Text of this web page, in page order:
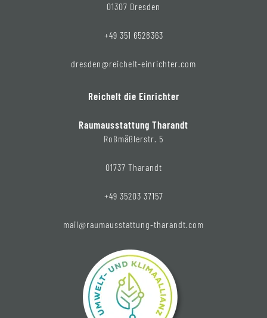
01307 Dresden
+49 351 6528363
dresden@reichelt-einrichter.com
Reichelt die Einrichter
Raumausstattung Tharandt
Roßmäßlerstr. 5
01737 Tharandt
+49 35203 37157
mail@raumausstattung-tharandt.com